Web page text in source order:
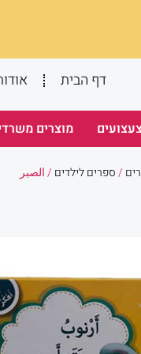
דף הבית
מוצרים
/ספרים לילדים / الصبر